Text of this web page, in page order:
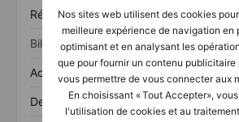
Nos sites web utilisent des cookies
meilleure expérience de navigation en
optimisant et en analysant les
que pour fournir un contenu publicitaire
vous permettre de vous connecter aux
En choisissant « Tout Accepter»,
l'utilisation de cookies et au
Résultat net
Bilan
Actifs totaux
Dette totale